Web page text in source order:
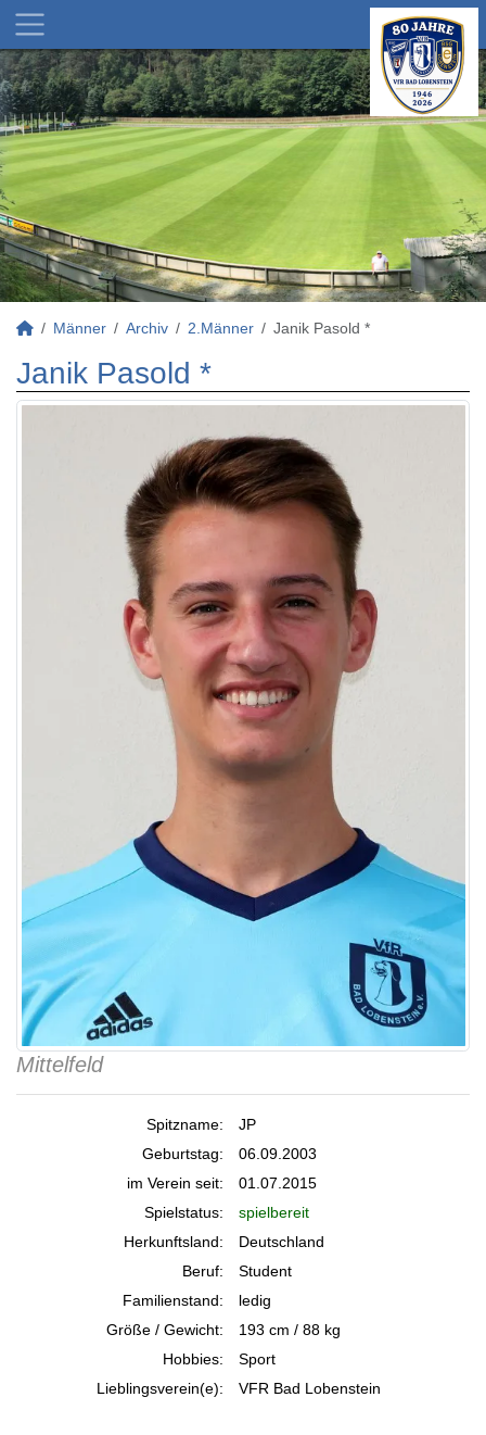
Männer Archiv 2.Männer Janik Pasold *
Janik Pasold *
Mittelfeld
Spitzname:
JP
Geburtstag:
06.09.2003
im Verein seit:
01.07.2015
Spielstatus:
spielbereit
Herkunftsland:
Deutschland
Beruf:
Student
Familienstand:
ledig
Größe / Gewicht:
193 cm / 88 kg
Hobbies:
Sport
Lieblingsverein(e):
VFR Bad Lobenstein